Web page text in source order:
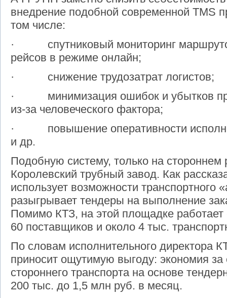
внедрение подобной современной TMS
том числе:
· спутниковый мониторинг
рейсов в режиме онлайн;
· снижение трудозатрат логистов;
· минимизация ошибок и убытков
из-за человеческого фактора;
· повышение оперативности
и др.
Подобную систему, только на стороннем
Королевский трубный завод. Как
использует возможности транспортного
разыгрывает тендеры на выполнение
Помимо КТЗ, на этой площадке
60 поставщиков и около 4 тыс.
По словам исполнительного директора
приносит ощутимую выгоду: экономия за
стороннего транспорта на основе
200 тыс. до 1,5 млн руб. в месяц.